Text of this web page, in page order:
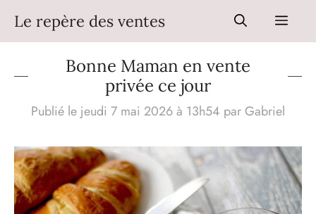
contenu
Le repère des ventes Menu
Bonne Maman en vente
privée ce jour
Publié le jeudi 7 mai 2026 à 13h54 parGabriel